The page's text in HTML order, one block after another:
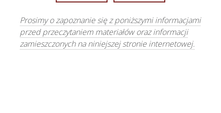
Prosimy o zapoznanie się z poniższymi informacjami
przed przeczytaniem materiałów oraz informacji
zamieszczonych na niniejszej stronie internetowej.